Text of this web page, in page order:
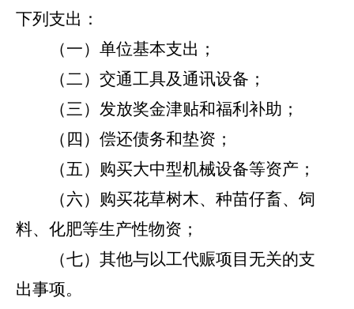
下列支出：
（一）单位基本支出；
（二）交通工具及通讯设备；
（三）发放奖金津贴和福利补助；
（四）偿还债务和垫资；
（五）购买大中型机械设备等资产；
（六）购买花草树木、种苗仔畜、饲
料、化肥等生产性物资；
（七）其他与以工代赈项目无关的支
出事项。